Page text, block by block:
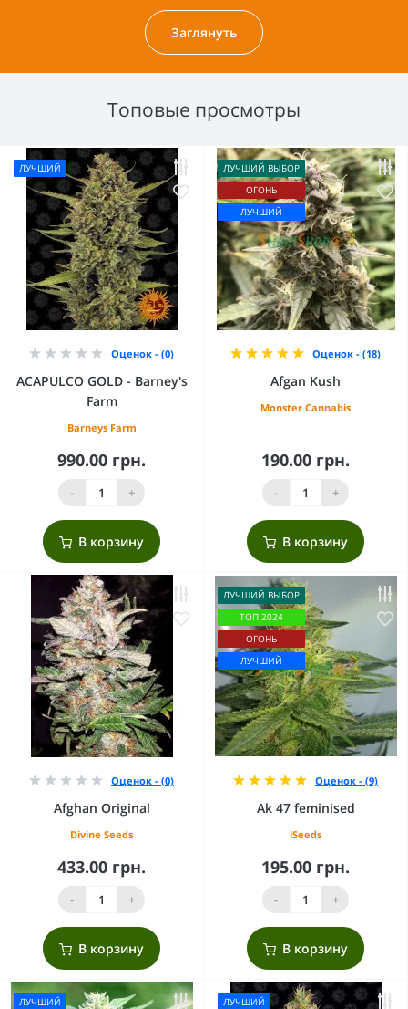
Заглянуть
Топовые просмотры
ЛУЧШИЙ
Оценок - (0)
ACAPULCO GOLD - Barney's
Farm
Barneys Farm
990.00 грн.
- +
В корзину
ЛУЧШИЙ ВЫБОР
ОГОНЬ
ЛУЧШИЙ
Оценок - (18)
Afgan Kush
Monster Cannabis
190.00 грн.
- +
В корзину
Оценок - (0)
Afghan Original
Divine Seeds
433.00 грн.
- +
В корзину
ЛУЧШИЙ ВЫБОР
ТОП 2024
ОГОНЬ
ЛУЧШИЙ
Оценок - (9)
Ak 47 feminised
iSeeds
195.00 грн.
- +
В корзину
ЛУЧШИЙ
ЛУЧШИЙ